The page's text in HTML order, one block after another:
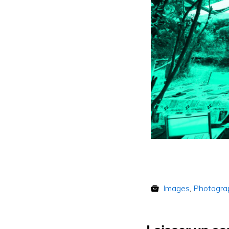
Images,